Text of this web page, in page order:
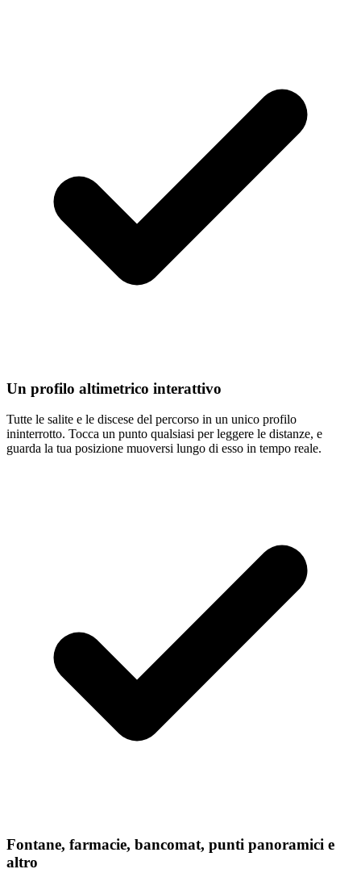
Un profilo altimetrico interattivo
Tutte le salite e le discese del percorso in un unico profilo
ininterrotto. Tocca un punto qualsiasi per leggere le distanze, e
guarda la tua posizione muoversi lungo di esso in tempo reale.
Fontane, farmacie, bancomat, punti panoramici e
altro